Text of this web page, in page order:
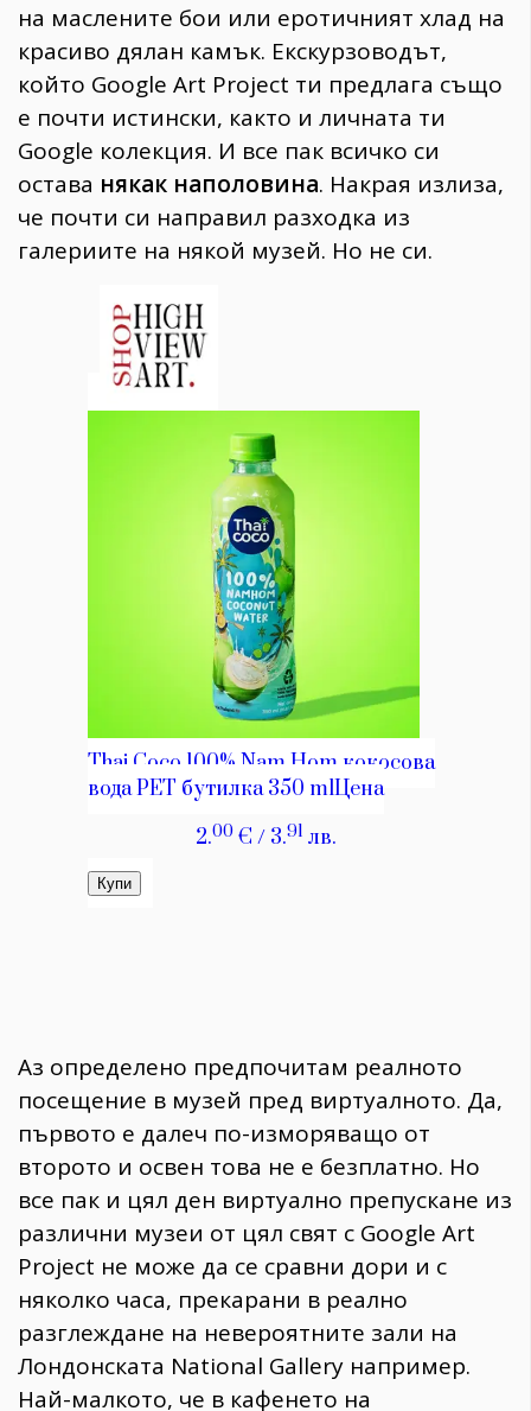
на маслените бои или еротичният хлад на
красиво дялан камък. Екскурзоводът,
който Google Art Project ти предлага също
е почти истински, както и личната ти
Google колекция. И все пак всичко си
остава някак наполовина. Накрая излиза,
че почти си направил разходка из
галериите на някой музей. Но не си.
Аз определено предпочитам реалното
посещение в музей пред виртуалното. Да,
първото е далеч по-изморяващо от
второто и освен това не е безплатно. Но
все пак и цял ден виртуално препускане из
различни музеи от цял свят с Google Art
Project не може да се сравни дори и с
няколко часа, прекарани в реално
разглеждане на невероятните зали на
Лондонската National Gallery например.
Най-малкото, че в кафенето на